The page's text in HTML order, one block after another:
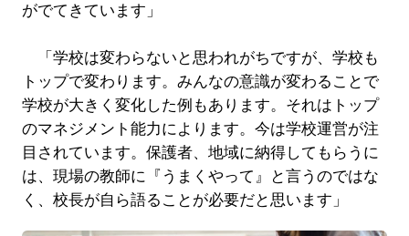
がでてきています」
「学校は変わらないと思われがちですが、学校も
トップで変わります。みんなの意識が変わることで
学校が大きく変化した例もあります。それはトップ
のマネジメント能力によります。今は学校運営が注
目されています。保護者、地域に納得してもらうに
は、現場の教師に『うまくやって』と言うのではな
く、校長が自ら語ることが必要だと思います」